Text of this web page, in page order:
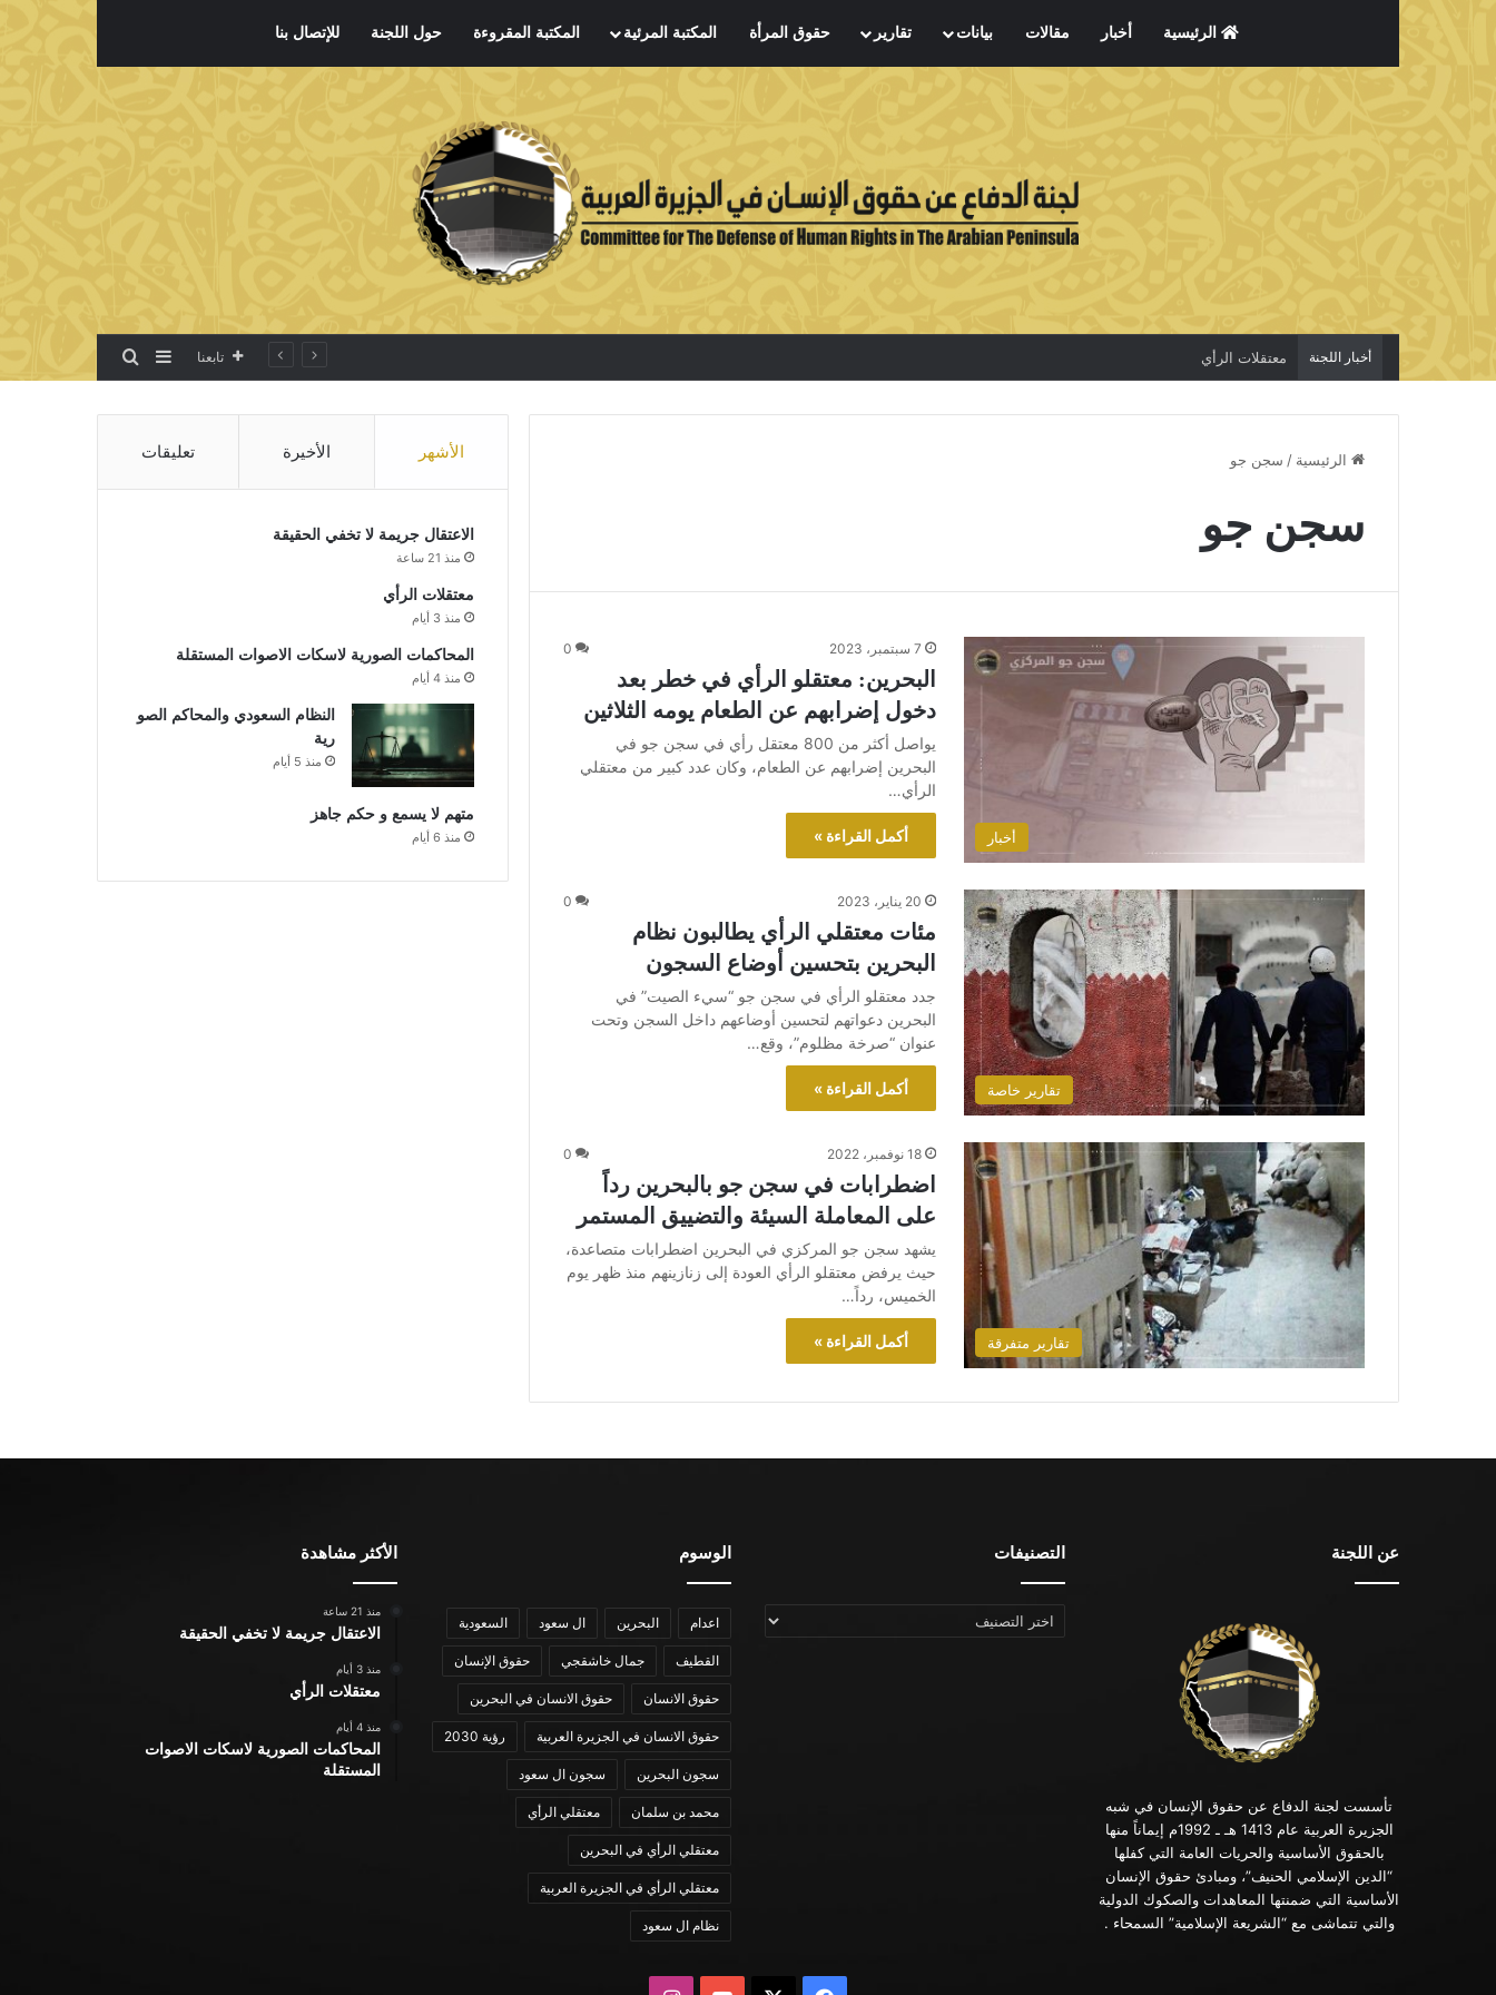
الرئيسية أخبار مقالات بيانات تقارير حقوق المرأة المكتبة المرئية المكتبة المقروءة حول اللجنة للإتصال بنا
أخبار اللجنة معتقلات الرأي تابعنا إضافة عمود جانبي
بحث عن
الرئيسية / سجن جو
سجن جو
أخبار
7 سبتمبر، 2023 0
البحرين: معتقلو الرأي في خطر بعد
دخول إضرابهم عن الطعام يومه الثلاثين
يواصل أكثر من 800 معتقل رأي في سجن جو في
البحرين إضرابهم عن الطعام، وكان عدد كبير من معتقلي
الرأي…
أكمل القراءة »
تقارير خاصة
20 يناير، 2023 0
مئات معتقلي الرأي يطالبون نظام
البحرين بتحسين أوضاع السجون
جدد معتقلو الرأي في سجن جو “سيء الصيت” في
البحرين دعواتهم لتحسين أوضاعهم داخل السجن وتحت
عنوان “صرخة مظلوم”، وقع…
أكمل القراءة »
تقارير متفرقة
18 نوفمبر، 2022 0
اضطرابات في سجن جو بالبحرين رداً
على المعاملة السيئة والتضييق المستمر
يشهد سجن جو المركزي في البحرين اضطرابات متصاعدة،
حيث يرفض معتقلو الرأي العودة إلى زنازينهم منذ ظهر يوم
الخميس، رداً…
أكمل القراءة »
الأشهر الأخيرة تعليقات
الاعتقال جريمة لا تخفي الحقيقة
منذ 21 ساعة
معتقلات الرأي
منذ 3 أيام
المحاكمات الصورية لاسكات الاصوات المستقلة
منذ 4 أيام
النظام السعودي والمحاكم الصو
رية
منذ 5 أيام
متهم لا يسمع و حكم جاهز
منذ 6 أيام
عن اللجنة
تأسست لجنة الدفاع عن حقوق الإنسان في شبه
الجزيرة العربية عام 1413 هـ ـ 1992م إيماناً منها
بالحقوق الأساسية والحريات العامة التي كفلها
“الدين الإسلامي الحنيف”، ومبادئ حقوق الإنسان
الأساسية التي ضمنتها المعاهدات والصكوك الدولية
والتي تتماشى مع “الشريعة الإسلامية” السمحاء .
التصنيفات
التصنيفات
الوسوم
اعدام البحرين ال سعود السعودية
القطيف جمال خاشقجي حقوق الإنسان
حقوق الانسان حقوق الانسان في البحرين
حقوق الانسان في الجزيرة العربية رؤية 2030
سجون البحرين سجون ال سعود
محمد بن سلمان معتقلي الرأي
معتقلي الرأي في البحرين
معتقلي الرأي في الجزيرة العربية
نظام ال سعود
الأكثر مشاهدة
منذ 21 ساعة
الاعتقال جريمة لا تخفي الحقيقة
منذ 3 أيام
معتقلات الرأي
منذ 4 أيام
المحاكمات الصورية لاسكات الاصوات
المستقلة